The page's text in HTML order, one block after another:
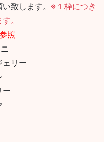
致します。 ※１枠につき
。
照
ェリー
ー